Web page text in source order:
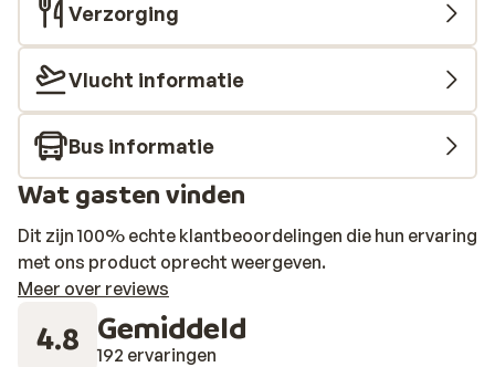
Verzorging
Vlucht informatie
Bus informatie
Wat gasten vinden
Dit zijn 100% echte klantbeoordelingen die hun ervaring
met ons product oprecht weergeven.
Meer over reviews
4.8 Gemiddeld
192 ervaringen